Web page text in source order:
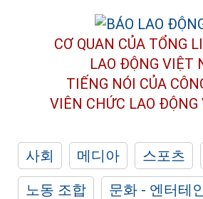
CƠ QUAN CỦA TỔNG
LAO ĐỘNG VIỆT
TIẾNG NÓI CỦA
VIÊN CHỨC LAO ĐỘNG
사회 메디아 스포츠
노동 조합
문화 - 엔터테